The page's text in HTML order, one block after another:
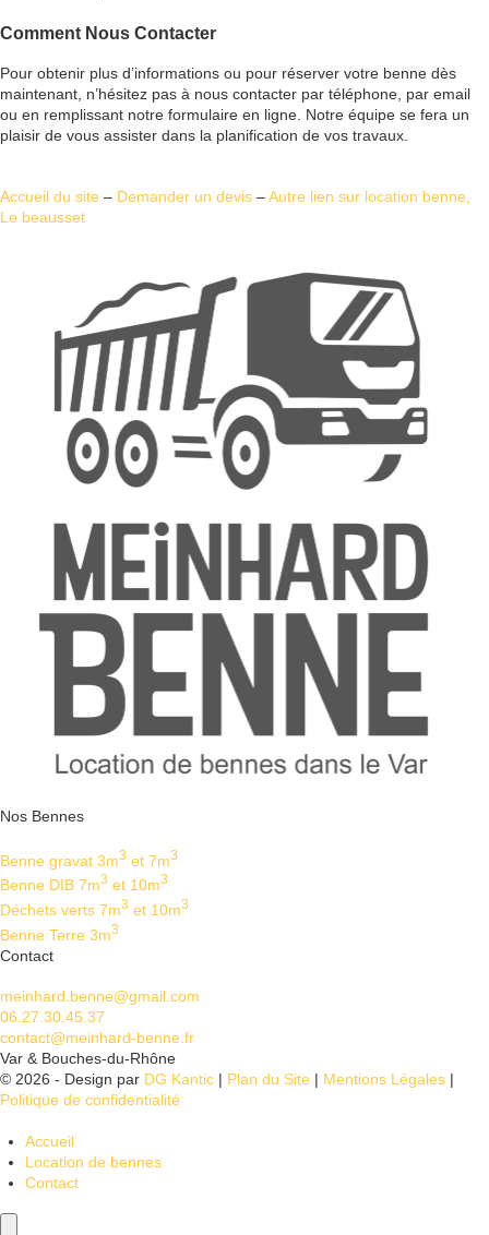
Comment Nous Contacter
Pour obtenir plus d’informations ou pour réserver votre benne dès
maintenant, n’hésitez pas à nous contacter par téléphone, par email
ou en remplissant notre formulaire en ligne. Notre équipe se fera un
plaisir de vous assister dans la planification de vos travaux.
Accueil du site – Demander un devis –Autre lien sur location benne,
Le beausset
Nos Bennes
Benne gravat 3m3 et 7m3
Benne DIB 7m3 et 10m3
Déchets verts 7m3 et 10m3
Benne Terre 3m3
Contact
meinhard.benne@gmail.com
06.27.30.45.37
contact@meinhard-benne.fr
Var & Bouches-du-Rhône
© 2026 - Design par DG Kantic | Plan du Site | Mentions Légales |
Politique de confidentialité
Accueil
Location de bennes
Contact